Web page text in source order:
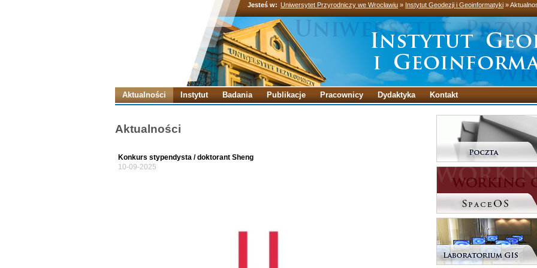
Jesteś w: Uniwersytet Przyrodniczy we Wrocławiu » Instytut Geodezji i Geoinformatyki »
Aktualności Instytut Badania Publikacje Pracownicy Dydaktyka Kontakt
Aktualności
Konkurs stypendysta / doktorant Sheng
10-09-2025